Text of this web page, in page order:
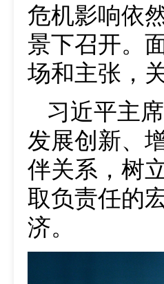
危机影响依
景下召开。
场和主张，
习近平主
发展创新、
伴关系，树
取负责任的
济。